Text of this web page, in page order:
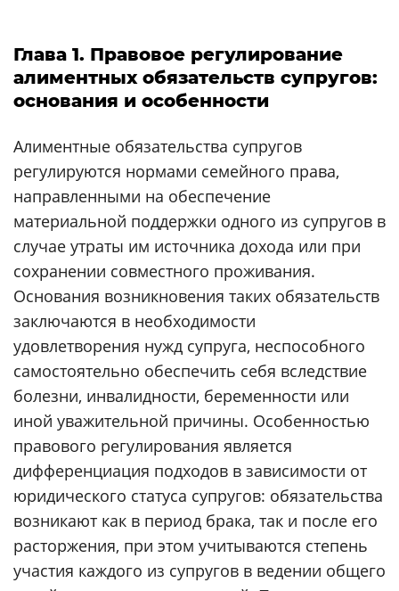
Глава 1. Правовое регулирование
алиментных обязательств супругов:
основания и особенности
Алиментные обязательства супругов
регулируются нормами семейного права,
направленными на обеспечение
материальной поддержки одного из супругов в
случае утраты им источника дохода или при
сохранении совместного проживания.
Основания возникновения таких обязательств
заключаются в необходимости
удовлетворения нужд супруга, неспособного
самостоятельно обеспечить себя вследствие
болезни, инвалидности, беременности или
иной уважительной причины. Особенностью
правового регулирования является
дифференциация подходов в зависимости от
юридического статуса супругов: обязательства
возникают как в период брака, так и после его
расторжения, при этом учитываются степень
участия каждого из супругов в ведении общего